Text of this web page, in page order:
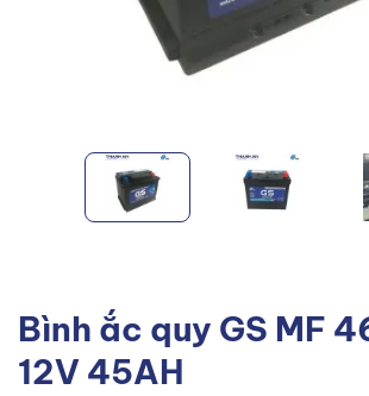
Bình ắc quy GS MF
12V 45AH